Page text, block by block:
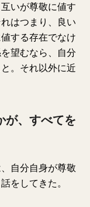
いが尊敬に値す
はつまり、良い
する存在でなけ
望むなら、自分
。それ以外に近
が、すべてを
自分自身が尊敬
をしてきた。